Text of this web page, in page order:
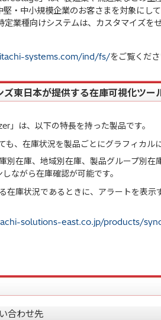
堅・中小規模企業のお客さまを対象にし
定業種向けシステムは、カスタマイズを
systems.com/ind/fs/をご覧くだ
ズ東日本が提供する在庫可視化ツ
」は、以下の特長を持った製品です。
、在庫状況を製品ごとにグラフィカル
在庫、地域別在庫、製品グループ別在
ながら在庫確認が可能です。
庫状況であるときに、アラートを表示
solutions-east.co.jp/products/
合わせ先